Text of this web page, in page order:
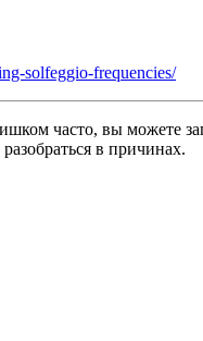
solfeggio-frequencies/
часто, вы можете
в причинах.